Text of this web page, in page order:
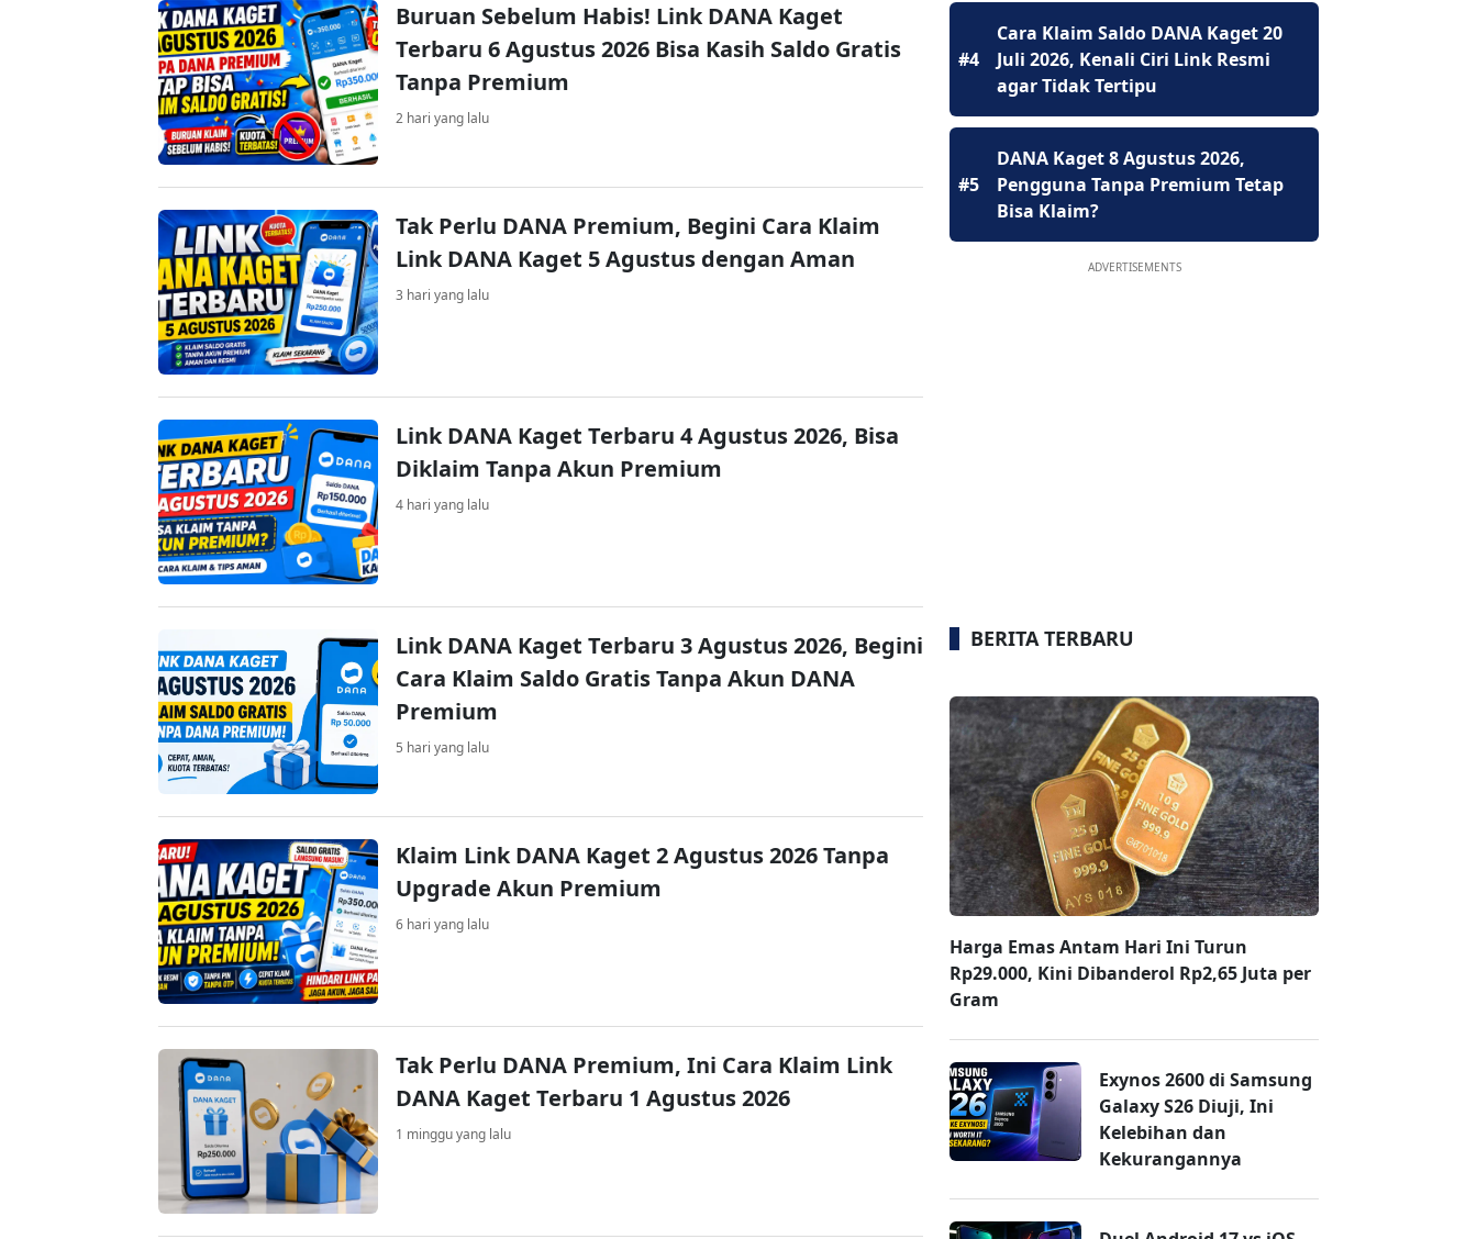
Buruan Sebelum Habis! Link DANA Kaget
Terbaru 6 Agustus 2026 Bisa Kasih Saldo Gratis
Tanpa Premium
2 hari yang lalu
Tak Perlu DANA Premium, Begini Cara Klaim
Link DANA Kaget 5 Agustus dengan Aman
3 hari yang lalu
Link DANA Kaget Terbaru 4 Agustus 2026, Bisa
Diklaim Tanpa Akun Premium
4 hari yang lalu
Link DANA Kaget Terbaru 3 Agustus 2026, Begini
Cara Klaim Saldo Gratis Tanpa Akun DANA
Premium
5 hari yang lalu
Klaim Link DANA Kaget 2 Agustus 2026 Tanpa
Upgrade Akun Premium
6 hari yang lalu
Tak Perlu DANA Premium, Ini Cara Klaim Link
DANA Kaget Terbaru 1 Agustus 2026
1 minggu yang lalu
#4
Cara Klaim Saldo DANA Kaget 20
Juli 2026, Kenali Ciri Link Resmi
agar Tidak Tertipu
#5
DANA Kaget 8 Agustus 2026,
Pengguna Tanpa Premium Tetap
Bisa Klaim?
ADVERTISEMENTS
BERITA TERBARU
Harga Emas Antam Hari Ini Turun
Rp29.000, Kini Dibanderol Rp2,65 Juta per
Gram
Exynos 2600 di Samsung
Galaxy S26 Diuji, Ini
Kelebihan dan
Kekurangannya